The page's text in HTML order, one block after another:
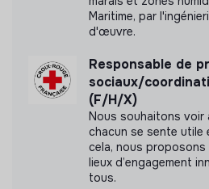
Maritime, par
d'œuvre.
Responsable de
sociaux/
(F/H/X)
Nous souhaitons voir
chacun se sente utile
cela, nous
lieux d’engagement
tous.